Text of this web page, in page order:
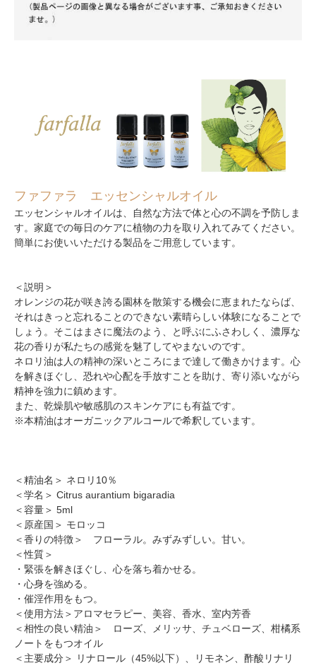
ファファラ エッセンシャルオイル
エッセンシャルオイルは、自然な方法で体と心の不調を予防しま
す。家庭での毎日のケアに植物の力を取り入れてみてください。
簡単にお使いいただける製品をご用意しています。
＜説明＞
オレンジの花が咲き誇る園林を散策する機会に恵まれたならば、
それはきっと忘れることのできない素晴らしい体験になることで
しょう。そこはまさに魔法のよう、と呼ぶにふさわしく、濃厚な
花の香りが私たちの感覚を魅了してやまないのです。
ネロリ油は人の精神の深いところにまで達して働きかけます。心
を解きほぐし、恐れや心配を手放すことを助け、寄り添いながら
精神を強力に鎮めます。
また、乾燥肌や敏感肌のスキンケアにも有益です。
※本精油はオーガニックアルコールで希釈しています。
＜精油名＞ ネロリ10％
＜学名＞ Citrus aurantium bigaradia
＜容量＞ 5ml
＜原産国＞ モロッコ
＜香りの特徴＞ フローラル。みずみずしい。甘い。
＜性質＞
・緊張を解きほぐし、心を落ち着かせる。
・心身を強める。
・催淫作用をもつ。
＜使用方法＞アロマセラピー、美容、香水、室内芳香
＜相性の良い精油＞ ローズ、メリッサ、チュベローズ、柑橘系
ノートをもつオイル
＜主要成分＞ リナロール（45%以下）、リモネン、酢酸リナリ